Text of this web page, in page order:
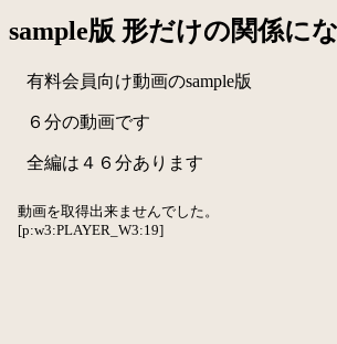
sample版 形だけの関係に
有料会員向け動画のsample版
６分の動画です
全編は４６分あります